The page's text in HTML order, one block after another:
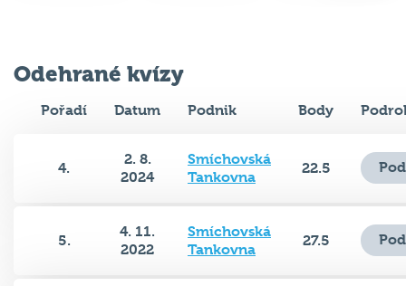
Odehrané kvízy
Pořadí Datum Podnik Body
4.
2. 8.
2024
Smíchovská
Tankovna
22.5
5.
4. 11.
2022
Smíchovská
Tankovna
27.5